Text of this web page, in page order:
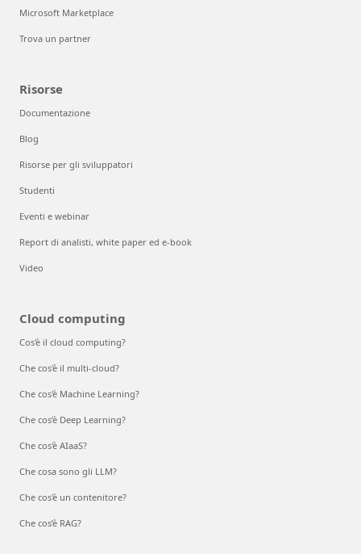
Microsoft Marketplace
Trova un partner
Risorse
Documentazione
Blog
Risorse per gli sviluppatori
Studenti
Eventi e webinar
Report di analisti, white paper ed e-book
Video
Cloud computing
Cos'è il cloud computing?
Che cos'è il multi-cloud?
Che cos'è Machine Learning?
Che cos’è Deep Learning?
Che cos'è AIaaS?
Che cosa sono gli LLM?
Che cos'è un contenitore?
Che cos’è RAG?